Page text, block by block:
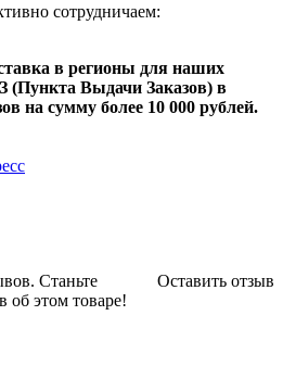
сотрудничаем:
в регионы для наших
(Пункта Выдачи Заказов) в
на сумму более 10 000 рублей.
Оставить отзыв
Станьте
об этом товаре!